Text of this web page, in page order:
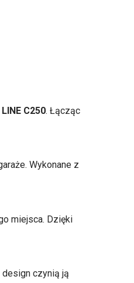
C250. Łącząc
Wykonane z
miejsca. Dzięki
czynią ją